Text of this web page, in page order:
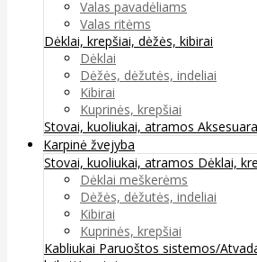
Valas pavadėliams
Valas ritėms
Dėklai, krepšiai, dėžės, kibirai
Dėklai
Dėžės, dėžutės, indeliai
Kibirai
Kuprinės, krepšiai
Stovai, kuoliukai, atramos
Karpinė žvejyba
Stovai, kuoliukai, atramos Dėklai,
Dėklai meškerėms
Dėžės, dėžutės, indeliai
Kibirai
Kuprinės, krepšiai
Kabliukai Paruoštos sistemos/